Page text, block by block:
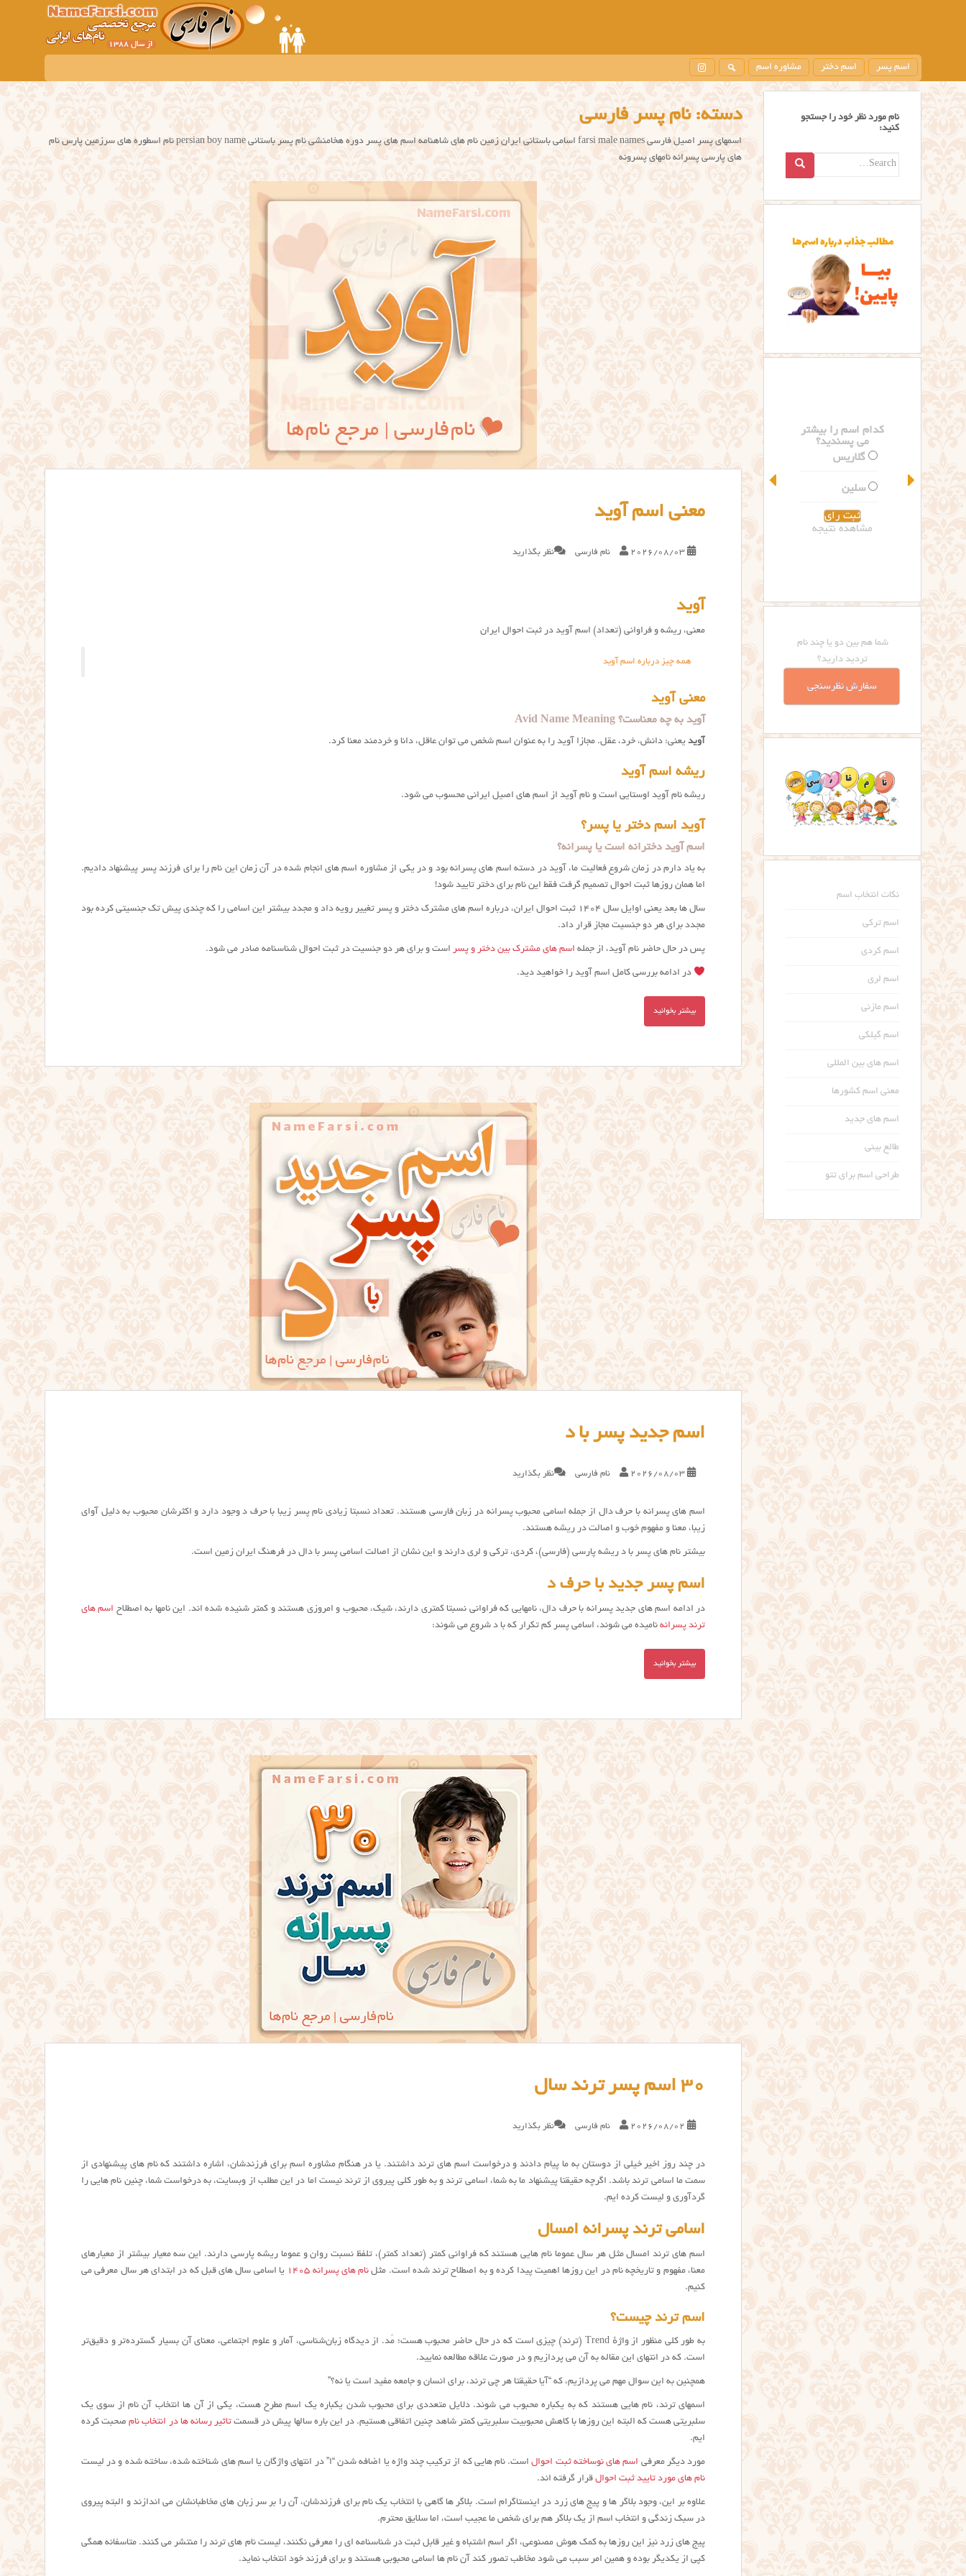
m
i
n
t
e
n
اسم پسر اسم دختر مشاوره اسم
دسته:نام پسر فارسی
اسمهای پسر اصیل فارسی farsi male names اسامی باستانی ایران زمین نام های شاهنامه اسم های پسر دوره هخامنشی نام پسر باستانی persian boy name نام اسطوره های سرزمین پارس نام
های پارسی پسرانه نامهای پسرونه
معنی اسم آوید
2026/08/03 نام فارسی نظر بگذارید
آوید
معنی، ریشه و فراوانی (تعداد) اسم آوید در ثبت احوال ایران
همه چیز درباره اسم آوید
معنی آوید
آوید به چه معناست؟ Avid Name Meaning
آوید یعنی: دانش، خرد، عقل. مجازا آويد را به عنوان اسم شخص می توان عاقل، دانا و خردمند معنا کرد.
ریشه اسم آوید
ریشه نام آوید اوستایی است و نام آويد از اسم های اصیل ایرانی محسوب می شود.
آوید اسم دختر یا پسر؟
اسم آوید دخترانه است یا پسرانه؟
به یاد دارم در زمان شروع فعالیت ما، آوید در دسته اسم های پسرانه بود و در یکی از مشاوره اسم های انجام شده در آن زمان این نام را برای فرزند پسر پیشنهاد دادیم.
اما همان روزها ثبت احوال تصمیم گرفت فقط این نام برای دختر تایید شود!
سال ها بعد یعنی اوایل سال 1404 ثبت احوال ایران، درباره اسم های مشترک دختر و پسر تغییر رویه داد و مجدد بیشتر این اسامی را که چندی پیش تک جنسیتی کرده بود
مجدد برای هر دو جنسیت مجاز قرار داد.
پس در حال حاضر نام آوید، از جمله اسم های مشترک بین دختر و پسر است و برای هر دو جنسیت در ثبت احوال شناسنامه صادر می شود.
در ادامه بررسی کامل اسم آوید را خواهید دید.
بیشتر بخوانید
اسم جدید پسر با د
2026/08/03 نام فارسی نظر بگذارید
اسم های پسرانه با حرف دال از جمله اسامی محبوب پسرانه در زبان فارسی هستند. تعداد نسبتا زیادی نام پسر زیبا با حرف د وجود دارد و اکثرشان محبوب به دلیل آوای
زیبا، معنا و مفهوم خوب و اصالت در ریشه هستند.
بیشتر نام های پسر با د ریشه پارسی (فارسی)، کردی، ترکی و لری دارند و این نشان از اصالت اسامی پسر با دال در فرهنگ ایران زمین است.
اسم پسر جدید با حرف د
در ادامه اسم های جدید پسرانه با حرف دال، نامهایی که فراوانی نسبتا کمتری دارند، شیک، محبوب و امروزی هستند و کمتر شنیده شده اند. این نامها به اصطلاح اسم های
ترند پسرانه نامیده می شوند، اسامی پسر کم تکرار که با د شروع می شوند:
بیشتر بخوانید
30 اسم پسر ترند سال
2026/08/02 نام فارسی نظر بگذارید
در چند روز اخیر خیلی از دوستان به ما پیام دادند و درخواست اسم های ترند داشتند. یا در هنگام مشاوره اسم برای فرزندشان، اشاره داشتند که نام های پیشنهادی از
سمت ما اسامی ترند باشد. اگرچه حقیقتا پیشنهاد ما به شما، اسامی ترند و به طور کلی پیروی از ترند نیست اما در این مطلب از وبسایت، به درخواست شما، چنین نام هایی را
گردآوری و لیست کرده ایم.
اسامی ترند پسرانه امسال
اسم های ترند امسال مثل هر سال عموما نام هایی هستند که فراوانی کمتر (تعداد کمتر)، تلفظ نسبت روان و عموما ریشه پارسی دارند. این سه معیار بیشتر از معیارهای
معنا، مفهوم و تاریخچه نام در این روزها اهمیت پیدا کرده و به اصطلاح ترند شده است. مثل نام های پسرانه 1405
یا اسامی سال های قبل که در ابتدای هر سال معرفی می
کنیم.
اسم ترند چیست؟
به طور کلی منظور از واژهٔ Trend (ترند) چیزی است که در حال حاضر محبوب هست؛ مُد. از دیدگاه زبان‌شناسی، آمار و علوم اجتماعی، معنای آن بسیار گسترده‌تر و دقیق‌تر
است. که در انتهای این مقاله به آن می پردازیم و در صورت علاقه مطالعه نمایید.
همچنین به این سوال مهم می پردازیم، که “آیا حقیقتا هر چی ترند، برای انسان و جامعه مفید است یا نه؟”
اسمهای ترند، نام هایی هستند که به یکباره محبوب می شوند. دلایل متعددی برای محبوب شدن یکباره یک اسم مطرح هست، یکی از آن ها انتخاب آن نام از سوی یک
سلبریتی هست که البته این روزها با کاهش محبوبیت سلبریتی کمتر شاهد چنین اتفاقی هستیم. در این باره سالها پیش در قسمتتاثیر رسانه ها در انتخاب نامصحبت کرده
ایم.
مورد دیگر معرفی اسم های نوساخته ثبت احوالاست. نام هایی که از ترکیب چند واژه یا اضافه شدن “ا” در انتهای واژگان یا اسم های شناخته شده، ساخته شده و در لیست
نام های مورد تایید ثبت احوال قرار گرفته اند.
علاوه بر این، وجود بلاگر ها و پیج های زرد در اینستاگرام است. بلاگر ها گاهی با انتخاب یک نام برای فرزندشان، آن را بر سر زبان های مخاطبانشان می اندازند و البته پیروی
در سبک زندگی و انتخاب اسم از یک بلاگر هم برای شخص ما عجیب است، اما سلایق محترم.
پیج های زرد نیز این روزها به کمک هوش مصنوعی، اگر اسم اشتباه و غیر قابل ثبت در شناسنامه ای را معرفی نکنند، لیست نام های ترند را منتشر می کنند. متاسفانه همگی
کپی از یکدیگر بوده و همین امر سبب می شود مخاطب تصور کند آن نام ها اسامی محبوبی هستند و برای فرزند خود انتخاب نماید.
نام مورد نظر خود را جستجو
کنید:
Search
کدام اسم را بیشتر
می پسندید؟
گلاریس
سلین
مشاهده نتیجه
شما هم بین دو یا چند نام
تردید دارید؟
سفارش نظرسنجی
نکات انتخاب اسم
اسم ترکی
اسم کردی
اسم لری
اسم مازنی
اسم گیلکی
اسم های بین المللی
معنی اسم کشورها
اسم های جدید
طالع بینی
طراحی اسم برای تتو